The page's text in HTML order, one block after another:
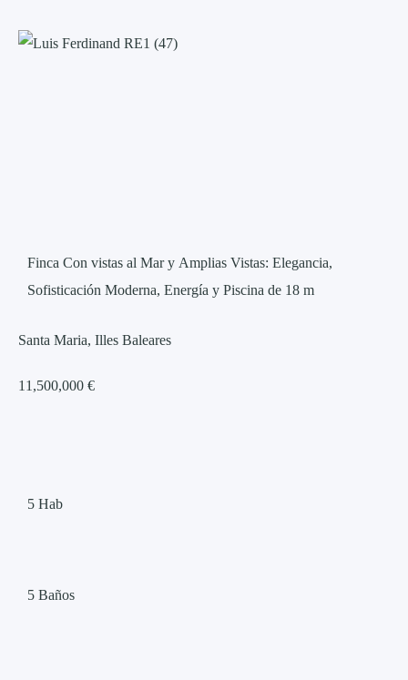
Finca Con vistas al Mar y Amplias Vistas: Elegancia,
Sofisticación Moderna, Energía y Piscina de 18 m
Santa Maria, Illes Baleares
11,500,000 €
5 Hab
5 Baños